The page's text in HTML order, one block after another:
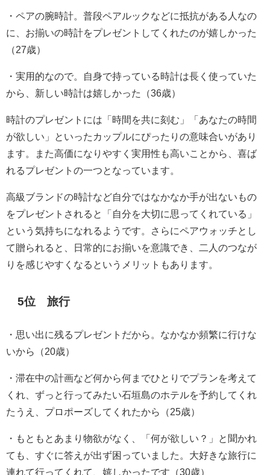
・ペアの腕時計。普段ペアルックなどに抵抗がある人なの
に、お揃いの時計をプレゼントしてくれたのが嬉しかった
（27歳）
・実用的なので。自身で持っている時計は長く使っていた
から、新しい時計は嬉しかった（36歳）
時計のプレゼントには「時間を共に刻む」「あなたの時間
が欲しい」といったカップルにぴったりの意味合いがあり
ます。また高価になりやすく実用性も高いことから、喜ば
れるプレゼントの一つとなっています。
高級ブランドの時計など自分ではなかなか手が出ないもの
をプレゼントされると「自分を大切に思ってくれている」
という気持ちになれるようです。さらにペアウォッチとし
て贈られると、日常的にお揃いを意識でき、二人のつなが
りを感じやすくなるというメリットもあります。
5位 旅行
・思い出に残るプレゼントだから。なかなか頻繁に行けな
いから（20歳）
・滞在中の計画など何から何までひとりでプランを考えて
くれ、ずっと行ってみたい石垣島のホテルを予約してくれ
たうえ、プロポーズしてくれたから（25歳）
・もともとあまり物欲がなく、「何が欲しい？」と聞かれ
ても、すぐに答えが出ず困っていました。大好きな旅行に
連れて行ってくれて、嬉しかったです（30歳）